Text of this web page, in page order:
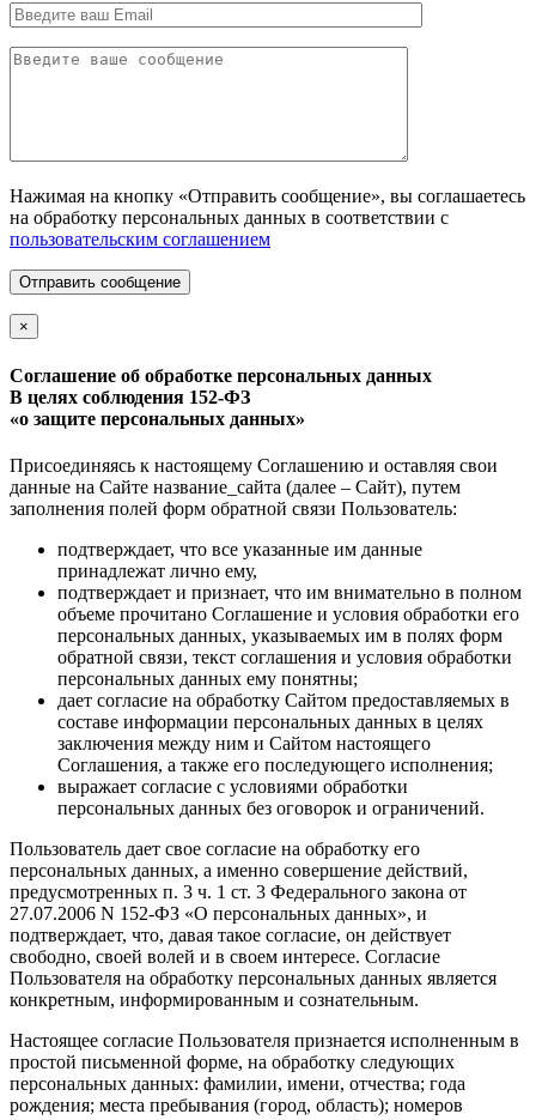
Нажимая на кнопку «Отправить сообщение», вы соглашаетесь
на обработку персональных данных в соответствии с
пользовательским соглашением
Отправить сообщение
×
Соглашение об обработке персональных данных
В целях соблюдения 152-ФЗ
«о защите персональных данных»
Присоединяясь к настоящему Соглашению и оставляя свои
данные на Сайте название_сайта (далее – Сайт), путем
заполнения полей форм обратной связи Пользователь:
подтверждает, что все указанные им данные
принадлежат лично ему,
подтверждает и признает, что им внимательно в полном
объеме прочитано Соглашение и условия обработки его
персональных данных, указываемых им в полях форм
обратной связи, текст соглашения и условия обработки
персональных данных ему понятны;
дает согласие на обработку Сайтом предоставляемых в
составе информации персональных данных в целях
заключения между ним и Сайтом настоящего
Соглашения, а также его последующего исполнения;
выражает согласие с условиями обработки
персональных данных без оговорок и ограничений.
Пользователь дает свое согласие на обработку его
персональных данных, а именно совершение действий,
предусмотренных п. 3 ч. 1 ст. 3 Федерального закона от
27.07.2006 N 152-ФЗ «О персональных данных», и
подтверждает, что, давая такое согласие, он действует
свободно, своей волей и в своем интересе. Согласие
Пользователя на обработку персональных данных является
конкретным, информированным и сознательным.
Настоящее согласие Пользователя признается исполненным в
простой письменной форме, на обработку следующих
персональных данных: фамилии, имени, отчества; года
рождения; места пребывания (город, область); номеров